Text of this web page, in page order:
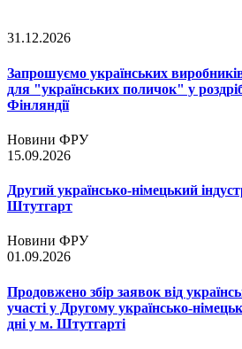
31.12.2026
Запрошуємо українських
для "українських поличок" у
Фінляндії
Новини ФРУ
15.09.2026
Другий українсько-німецький
Штутгарт
Новини ФРУ
01.09.2026
Продовжено збір заявок від
участі у Другому українсько-
дні у м. Штутгарті